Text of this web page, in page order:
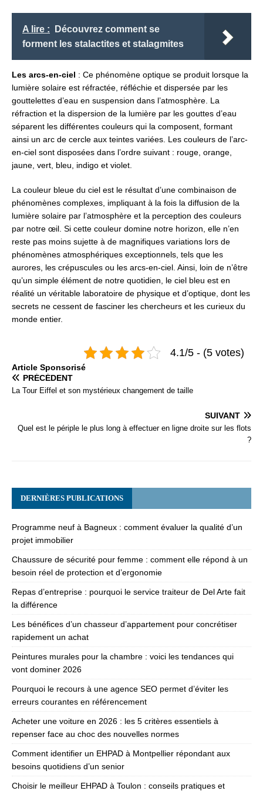
A lire :
Découvrez comment se
forment les stalactites et stalagmites
Les arcs-en-ciel : Ce phénomène optique se produit lorsque la
lumière solaire est réfractée, réfléchie et dispersée par les
gouttelettes d’eau en suspension dans l’atmosphère. La
réfraction et la dispersion de la lumière par les gouttes d’eau
séparent les différentes couleurs qui la composent, formant
ainsi un arc de cercle aux teintes variées. Les couleurs de l’arc-
en-ciel sont disposées dans l’ordre suivant : rouge, orange,
jaune, vert, bleu, indigo et violet.
La couleur bleue du ciel est le résultat d’une combinaison de
phénomènes complexes, impliquant à la fois la diffusion de la
lumière solaire par l’atmosphère et la perception des couleurs
par notre œil. Si cette couleur domine notre horizon, elle n’en
reste pas moins sujette à de magnifiques variations lors de
phénomènes atmosphériques exceptionnels, tels que les
aurores, les crépuscules ou les arcs-en-ciel. Ainsi, loin de n’être
qu’un simple élément de notre quotidien, le ciel bleu est en
réalité un véritable laboratoire de physique et d’optique, dont les
secrets ne cessent de fasciner les chercheurs et les curieux du
monde entier.
4.1/5 - (5 votes)
Articlе Spоnsоrisé
PRÉCÉDENT
La Tour Eiffel et son mystérieux changement de taille
SUIVANT
Quel est le périple le plus long à effectuer en ligne droite sur les flots
?
DERNIÈRES PUBLICATIONS
Programme neuf à Bagneux : comment évaluer la qualité d’un
projet immobilier
Chaussure de sécurité pour femme : comment elle répond à un
besoin réel de protection et d’ergonomie
Repas d’entreprise : pourquoi le service traiteur de Del Arte fait
la différence
Les bénéfices d’un chasseur d’appartement pour concrétiser
rapidement un achat
Peintures murales pour la chambre : voici les tendances qui
vont dominer 2026
Pourquoi le recours à une agence SEO permet d’éviter les
erreurs courantes en référencement
Acheter une voiture en 2026 : les 5 critères essentiels à
repenser face au choc des nouvelles normes
Comment identifier un EHPAD à Montpellier répondant aux
besoins quotidiens d’un senior
Choisir le meilleur EHPAD à Toulon : conseils pratiques et